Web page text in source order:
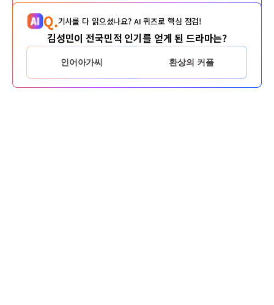
Q.기사를 다 읽으셨나요? AI 퀴즈로 핵심 점검!
김성민이 전국민적 인기를 얻게 된 드라마는?
인어아가씨 환상의 커플